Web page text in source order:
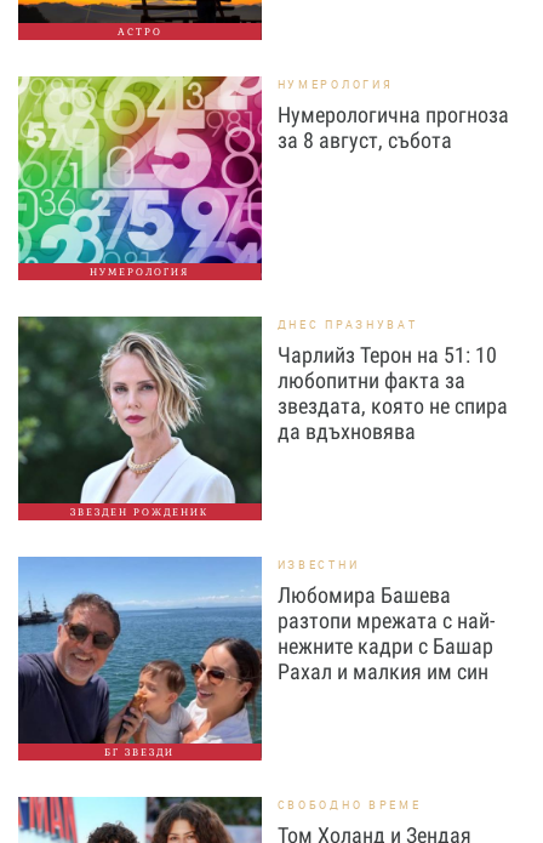
АСТРО
НУМЕРОЛОГИЯ
НУМЕРОЛОГИЯ
Нумерологична прогноза
за 8 август, събота
ЗВЕЗДЕН РОЖДЕНИК
ДНЕС ПРАЗНУВАТ
Чарлийз Терон на 51: 10
любопитни факта за
звездата, която не спира
да вдъхновява
БГ ЗВЕЗДИ
ИЗВЕСТНИ
Любомира Башева
разтопи мрежата с най-
нежните кадри с Башар
Рахал и малкия им син
СВОБОДНО ВРЕМЕ
Том Холанд и Зендая